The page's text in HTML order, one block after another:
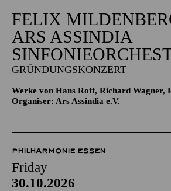
FELIX
ARS ASSINDIA
GRÜNDUNGSKONZERT
Werke von Hans Rott, Richard Wagner,
Organiser: Ars Assindia e.V.
PHILHARMONIE ESSEN
Friday
30.10.2026